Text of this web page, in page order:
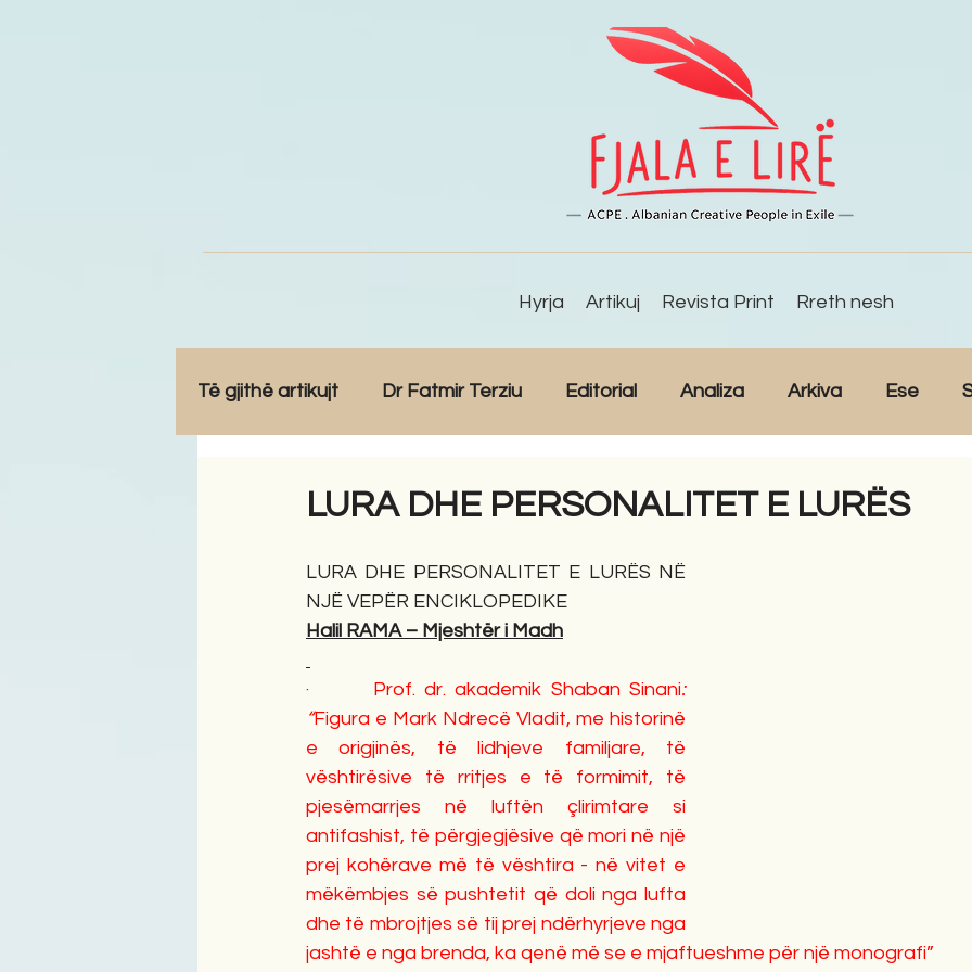
Hyrja Artikuj Revista Print Rreth nesh
Të gjithë artikujt Dr Fatmir Terziu Editorial Analiza Arkiva Ese
Antologji Poezi Tregime Novela Romane
LURA DHE PERSONALITET E LURËS
LURA DHE PERSONALITET E LURËS NË
NJË VEPËR ENCIKLOPEDIKE
Halil RAMA – Mjeshtër i Madh
·       Prof. dr. akademik Shaban Sinani:
“Figura e Mark Ndrecë Vladit, me historinë
e origjinës, të lidhjeve familjare, të
vështirësive të rritjes e të formimit, të
pjesëmarrjes në luftën çlirimtare si
antifashist, të përgjegjësive që mori në një
prej kohërave më të vështira - në vitet e
mëkëmbjes së pushtetit që doli nga lufta
dhe të mbrojtjes së tij prej ndërhyrjeve nga
jashtë e nga brenda, ka qenë më se e mjaftueshme për një monografi”